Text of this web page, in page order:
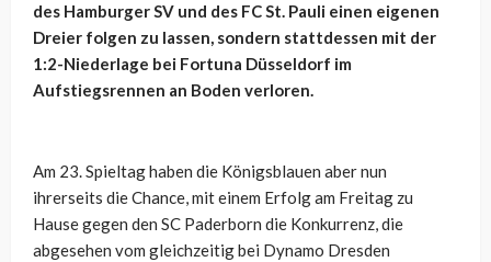
des Hamburger SV und des FC St. Pauli einen eigenen
Dreier folgen zu lassen, sondern stattdessen mit der
1:2-Niederlage bei Fortuna Düsseldorf im
Aufstiegsrennen an Boden verloren.
Am 23. Spieltag haben die Königsblauen aber nun
ihrerseits die Chance, mit einem Erfolg am Freitag zu
Hause gegen den SC Paderborn die Konkurrenz, die
abgesehen vom gleichzeitig bei Dynamo Dresden